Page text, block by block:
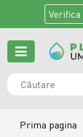
Verifica
Prima pagina